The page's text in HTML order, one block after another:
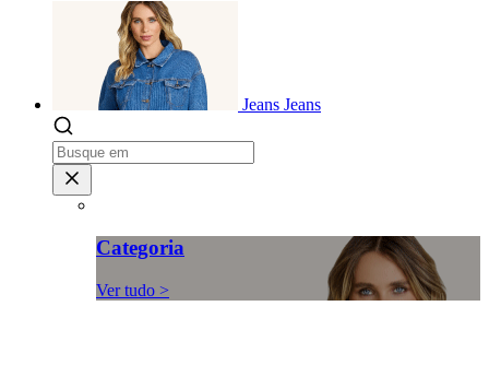
Jeans Jeans
Categoria
Ver tudo >